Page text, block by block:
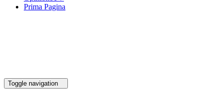
Prima Pagina
Toggle navigation